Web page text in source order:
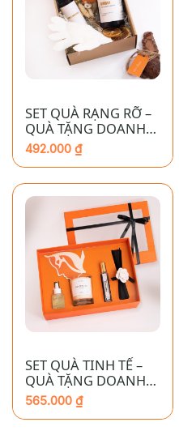
SET QUÀ RẠNG RỠ –
QUÀ TẶNG DOANH
NGHIỆP CAO CẤP
492.000 ₫
SET QUÀ TINH TẾ –
QUÀ TẶNG DOANH
NGHIỆP CAO CẤP
565.000 ₫